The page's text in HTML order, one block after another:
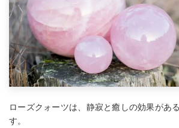
ローズクォーツは、静寂と癒しの効果があ
す。